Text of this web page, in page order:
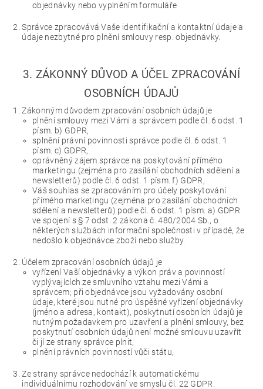
objednávky nebo vyplněním formuláře
Správce zpracovává Vaše identifikační a kontaktní údaje a
údaje nezbytné pro plnění smlouvy resp. objednávky.
3. ZÁKONNÝ DŮVOD A ÚČEL ZPRACOVÁNÍ
OSOBNÍCH ÚDAJŮ
Zákonným důvodem zpracování osobních údajů je
plnění smlouvy mezi Vámi a správcem podle čl. 6 odst. 1
písm. b) GDPR,
splnění právní povinnosti správce podle čl. 6 odst. 1
písm. c) GDPR,
oprávněný zájem správce na poskytování přímého
marketingu (zejména pro zasílání obchodních sdělení a
newsletterů) podle čl. 6 odst. 1 písm. f) GDPR,
Váš souhlas se zpracováním pro účely poskytování
přímého marketingu (zejména pro zasílání obchodních
sdělení a newsletterů) podle čl. 6 odst. 1 písm. a) GDPR
ve spojení s § 7 odst. 2 zákona č. 480/2004 Sb., o
některých službách informační společnosti v případě, že
nedošlo k objednávce zboží nebo služby.
Účelem zpracování osobních údajů je
vyřízení Vaší objednávky a výkon práv a povinností
vyplývajících ze smluvního vztahu mezi Vámi a
správcem; při objednávce jsou vyžadovány osobní
údaje, které jsou nutné pro úspěšné vyřízení objednávky
(jméno a adresa, kontakt), poskytnutí osobních údajů je
nutným požadavkem pro uzavření a plnění smlouvy, bez
poskytnutí osobních údajů není možné smlouvu uzavřít
či jí ze strany správce plnit,
plnění právních povinností vůči státu,
Ze strany správce nedochází k automatickému
individuálnímu rozhodování ve smyslu čl. 22 GDPR.